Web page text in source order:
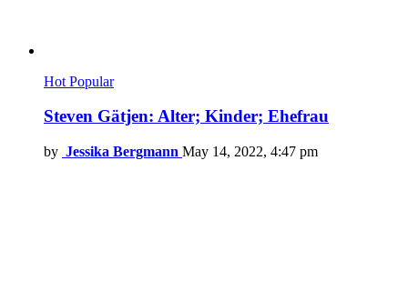
Hot Popular
Steven Gätjen: Alter; Kinder; Ehefrau
by Jessika Bergmann May 14, 2022, 4:47 pm